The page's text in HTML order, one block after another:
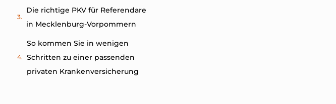
Die richtige PKV für Referendare
in Mecklenburg-Vorpommern
So kommen Sie in wenigen
Schritten zu einer passenden
privaten Krankenversicherung